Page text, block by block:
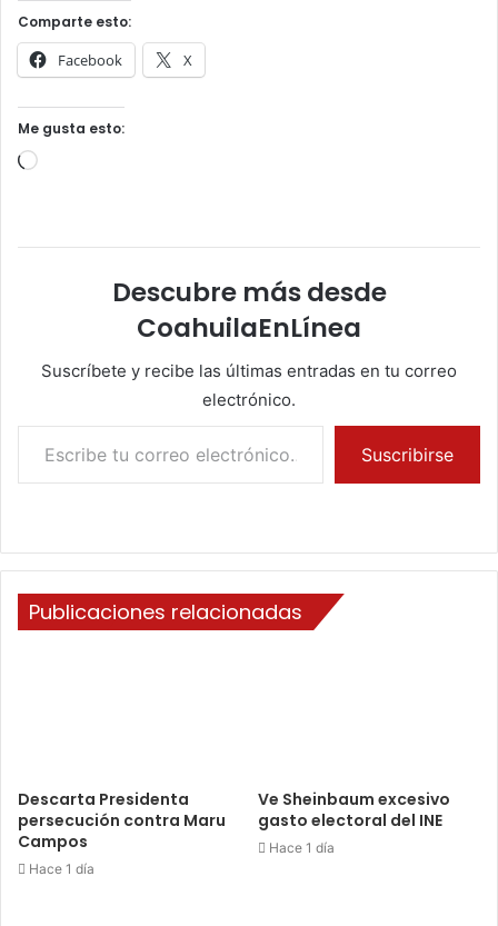
Comparte esto:
Facebook X
Me gusta esto:
Cargando...
Descubre más desde
CoahuilaEnLínea
Suscríbete y recibe las últimas entradas en tu correo
electrónico.
Escribe tu correo electrónico…
Suscribirse
Publicaciones relacionadas
Descarta Presidenta
persecución contra Maru
Campos
Hace 1 día
Ve Sheinbaum excesivo
gasto electoral del INE
Hace 1 día